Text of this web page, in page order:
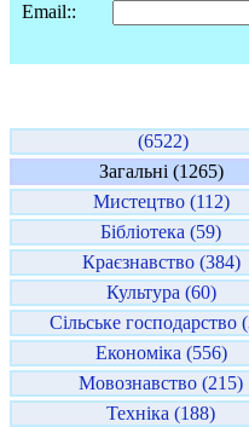
Email::
(6522)
Загальні (1265)
Мистецтво (112)
Бібліотека (59)
Краєзнавство (384)
Культура (60)
Сільське господарство
Економіка (556)
Мовознавство (215)
Техніка (188)